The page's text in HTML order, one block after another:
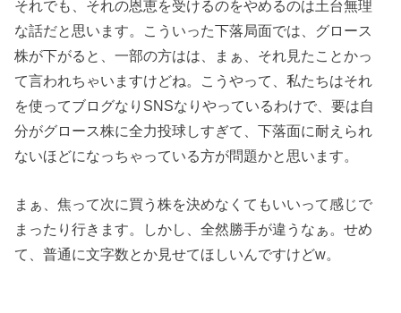
それでも、それの恩恵を受けるのをやめるのは土台無理
な話だと思います。こういった下落局面では、グロース
株が下がると、一部の方はは、まぁ、それ見たことかっ
て言われちゃいますけどね。こうやって、私たちはそれ
を使ってブログなりSNSなりやっているわけで、要は自
分がグロース株に全力投球しすぎて、下落面に耐えられ
ないほどになっちゃっている方が問題かと思います。
まぁ、焦って次に買う株を決めなくてもいいって感じで
まったり行きます。しかし、全然勝手が違うなぁ。せめ
て、普通に文字数とか見せてほしいんですけどw。